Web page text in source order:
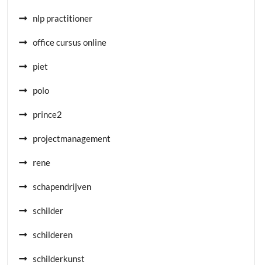
nlp practitioner
office cursus online
piet
polo
prince2
projectmanagement
rene
schapendrijven
schilder
schilderen
schilderkunst